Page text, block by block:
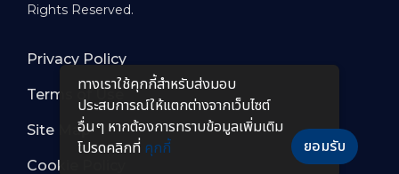
Rights Reserved.
Privacy Policy
Terms of Use
Site Map
Cookie Policy
ทางเราใช้คุกกี้สําหรับส่งมอบ
ประสบการณ์ให้แตกต่างจากเว็บไซต์
อื่นๆ หากต้องการทราบข้อมูลเพิ่มเติม
โปรดคลิกที่ คุกกี้ ยอมรับ